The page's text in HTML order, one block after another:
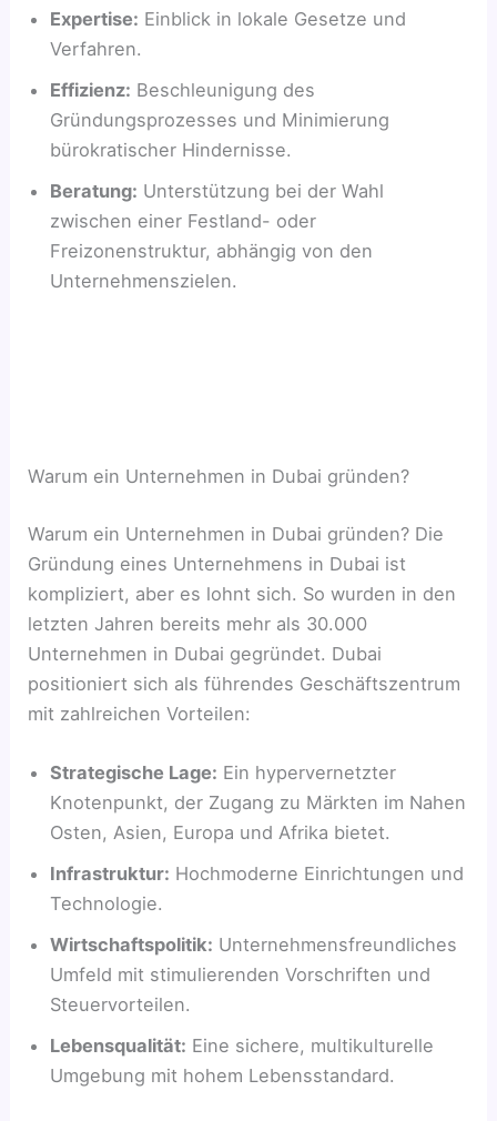
Expertise: Einblick in lokale Gesetze und
Verfahren.
Effizienz: Beschleunigung des
Gründungsprozesses und Minimierung
bürokratischer Hindernisse.
Beratung: Unterstützung bei der Wahl
zwischen einer Festland- oder
Freizonenstruktur, abhängig von den
Unternehmenszielen.
Warum ein Unternehmen in Dubai gründen?
Warum ein Unternehmen in Dubai gründen? Die
Gründung eines Unternehmens in Dubai ist
kompliziert, aber es lohnt sich. So wurden in den
letzten Jahren bereits mehr als 30.000
Unternehmen in Dubai gegründet. Dubai
positioniert sich als führendes Geschäftszentrum
mit zahlreichen Vorteilen:
Strategische Lage: Ein hypervernetzter
Knotenpunkt, der Zugang zu Märkten im Nahen
Osten, Asien, Europa und Afrika bietet.
Infrastruktur: Hochmoderne Einrichtungen und
Technologie.
Wirtschaftspolitik: Unternehmensfreundliches
Umfeld mit stimulierenden Vorschriften und
Steuervorteilen.
Lebensqualität: Eine sichere, multikulturelle
Umgebung mit hohem Lebensstandard.